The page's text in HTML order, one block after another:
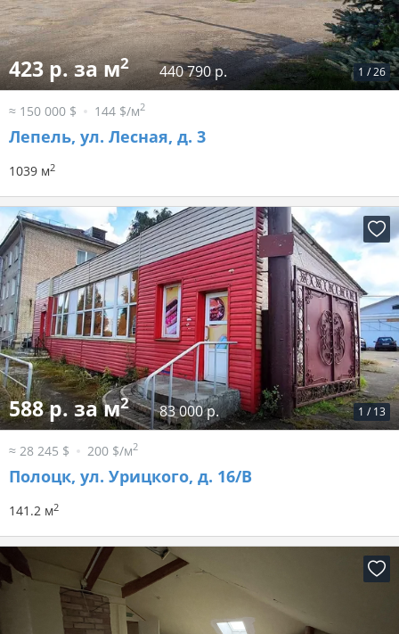
1 /26
423 р. за м2 440 790 р.
≈ 150 000 $ 144 $/м2
Лепель, ул. Лесная, д. 3
1039 м2
1 / 13
588 р. за м2 83 000 р.
≈ 28 245 $ 200 $/м2
Полоцк, ул. Урицкого, д. 16/В
141.2 м2